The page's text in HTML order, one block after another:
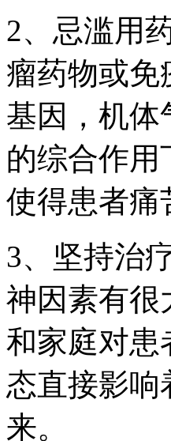
2、忌滥用
瘤药物或免
基因，机体
的综合作
使得患者痛
3、坚持治
神因素有很
和家庭对患
态直接影响
来。